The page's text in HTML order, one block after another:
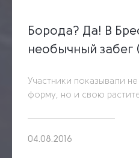
Борода? Да! В
необычный забег
Участники показывали
форму, но и свою
04.08.2016